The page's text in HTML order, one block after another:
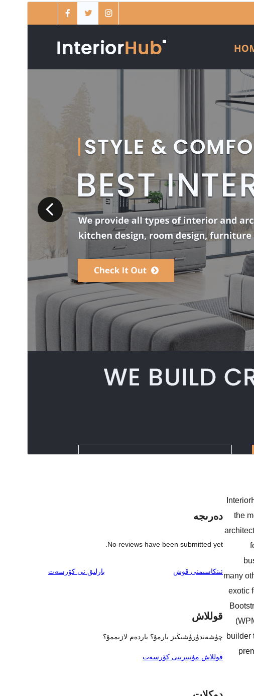
نىڭ بالا ئۆرنەكى.
ئاكتىپ ئورنىتىش سانى
the
many
exotic
builder
دەرىجە
No reviews have been submitted yet.
ئىنكاسىمنى قوش بارلىق ئىنكاس
نى كۆرسەت
قوللاش
چۈشەندۈرۈشىڭىز بارمۇ؟ ياردەم لازىممۇ؟
قوللاش مۇنبىرىنى كۆرسەت